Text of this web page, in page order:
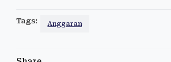
Tags: Anggaran